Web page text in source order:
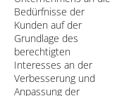
Bedürfnisse der
Kunden auf der
Grundlage des
berechtigten
Interesses an der
Verbesserung und
Anpassung der